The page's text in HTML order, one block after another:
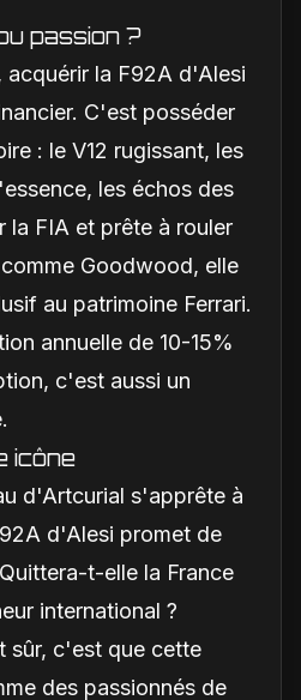
passion ?
acquérir la F92A d'Alesi
C'est posséder
: le V12 rugissant, les
les échos des
la FIA et prête à rouler
Goodwood, elle
au patrimoine Ferrari.
annuelle de 10-15%
c'est aussi un
icône
d'Artcurial s'apprête à
d'Alesi promet de
t-elle la France
international ?
sûr, c'est que cette
des passionnés de